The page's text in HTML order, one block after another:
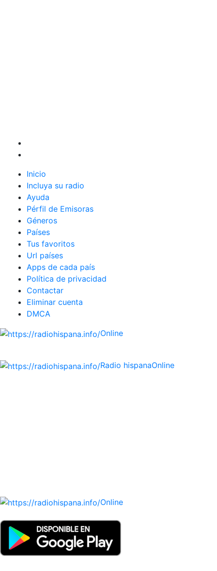
Inicio
Incluya su radio
Ayuda
Pérfil de Emisoras
Géneros
Países
Tus favoritos
Url países
Apps de cada país
Política de privacidad
Contactar
Eliminar cuenta
DMCA
Online
Radio hispanaOnline
Online